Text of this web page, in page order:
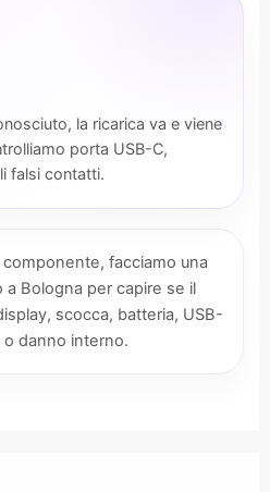
la ricarica va e viene
porta USB-C,
falsi contatti.
facciamo una
Bologna per capire se il
scocca, batteria, USB-
o danno interno.